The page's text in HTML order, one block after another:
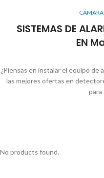
SISTEMAS DE
EN
¿Piensas en instalar el equipo de
las mejores ofertas en
para
No products found.